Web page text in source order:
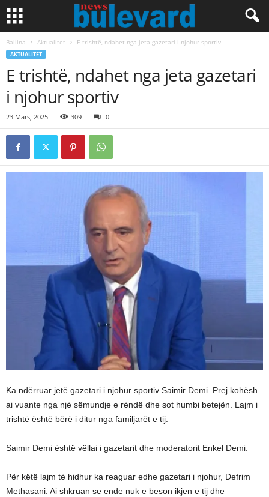
Ballina Aktualitet E trishtë, ndahet nga jeta gazetari i njohur sportiv
AKTUALITET
E trishtë, ndahet nga jeta gazetari
i njohur sportiv
23 Mars, 2025 309 0
Ka ndërruar jetë gazetari i njohur sportiv Saimir Demi. Prej kohësh
ai vuante nga një sëmundje e rëndë dhe sot humbi betejën. Lajm i
trishtë është bërë i ditur nga familjarët e tij.
Saimir Demi është vëllai i gazetarit dhe moderatorit Enkel Demi.
Për këtë lajm të hidhur ka reaguar edhe gazetari i njohur, Defrim
Methasani. Ai shkruan se ende nuk e beson ikjen e tij dhe